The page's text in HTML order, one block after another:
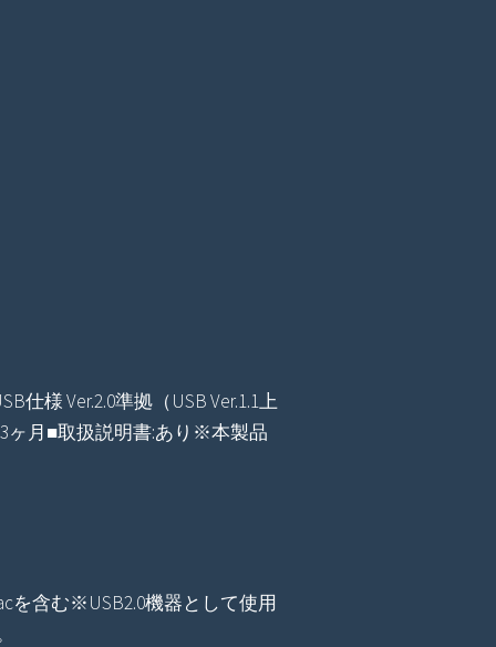
仕様 Ver.2.0準拠（USB Ver.1.1上
ヶ月■取扱説明書:あり※本製品
を含む※USB2.0機器として使用